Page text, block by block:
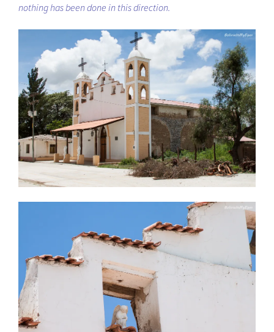
nothing has been done in this direction.